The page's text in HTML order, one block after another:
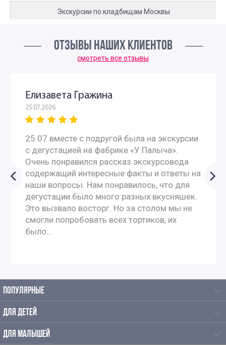
Экскурсии по кладбищам Москвы
ОТЗЫВЫ НАШИХ КЛИЕНТОВ
смотреть все отзывы
Елизавета Гражина
25.07.2026
25.07 вместе с подругой была на экскурсии
с дегустацией на фабрике «У Палыча».
Очень понравился рассказ экскурсовода
содержащий интересные факты и ответы на
наши вопросы. Нам понравилось, что для
дегустации было много разных вкусняшек.
Это вызвало восторг. Но за столом мы не
смогли попробовать всех тортиков, их
было...
ПОПУЛЯРНЫЕ
ДЛЯ ДЕТЕЙ
ДЛЯ МАЛЫШЕЙ